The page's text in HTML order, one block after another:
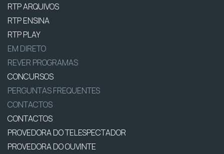
RTP ARQUIVOS
RTP ENSINA
RTP PLAY
EM DIRETO
REVER PROGRAMAS
CONCURSOS
PERGUNTAS FREQUENTES
CONTACTOS
CONTACTOS
PROVEDORA DO TELESPECTADOR
PROVEDORA DO OUVINTE